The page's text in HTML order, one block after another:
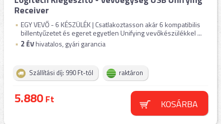
Receiver
EGY VEVŐ - 6 KÉSZÜLÉK | Csatlakoztasson akár 6 kompatibilis
billentyűzetet és egeret egyetlen Unifying vevőkészülékkel ...
2 ÉVhivatalos, gyári garancia
Szállítási díj: 990 Ft-tól raktáron
5.880Ft KOSÁRBA